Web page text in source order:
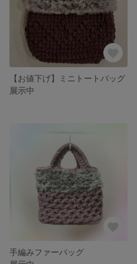
【お値下げ】ミニトートバッグ
展示中
手編みファーバッグ